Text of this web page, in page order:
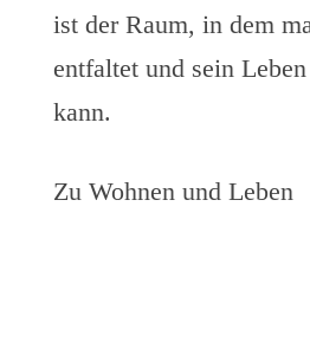
ist der Raum, in dem
entfaltet und sein
kann.
Zu Wohnen und Leben